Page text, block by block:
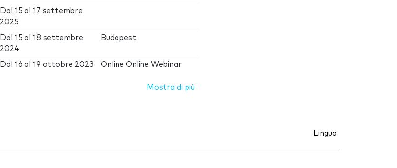
Dal15 al17 settembre
2025
Dal15 al18 settembre
2024
Budapest
Dal16 al19 ottobre 2023 Online Online Webinar
Mostra di più
Lingua